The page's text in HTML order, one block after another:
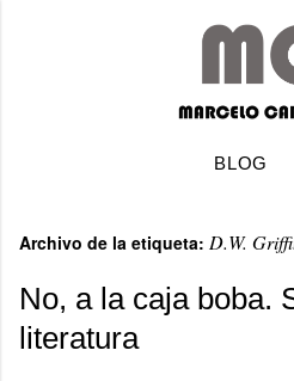
BLOG
Archivo de la etiqueta: D.W.
No, a la caja boba.
literatura